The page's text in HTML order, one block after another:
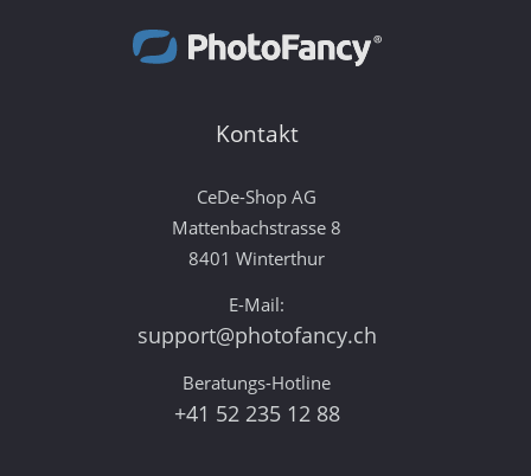
Kontakt
CeDe-Shop AG
Mattenbachstrasse 8
8401 Winterthur
E-Mail:
support@photofancy.ch
Beratungs-Hotline
+41 52 235 12 88